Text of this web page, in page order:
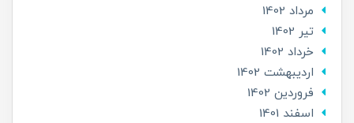
مرداد 1402
تير 1402
خرداد 1402
ارديبهشت 1402
فروردین 1402
اسفند 1401